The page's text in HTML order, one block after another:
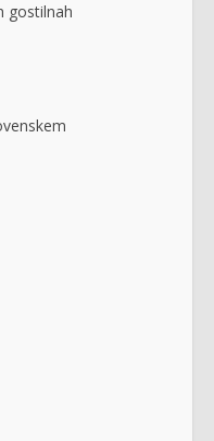
gostilnah